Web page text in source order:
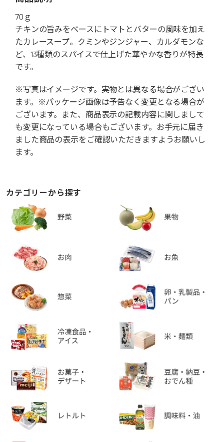
70ｇ
チキンの旨みをベースにトマトとバターの風味を加え
たカレースープ。クミンやジンジャー、カルダモンな
ど、13種類のスパイスで仕上げた華やかな香りが特長
です。
※写真はイメージです。実物とは異なる場合がござい
ます。※パッケージ画像は予告なく変更となる場合が
ございます。また、商品表示の記載内容に関しまして
も変更になっている場合もございます。お手元に届き
ました商品の表示をご確認いただきますようお願いし
ます。
カテゴリーから探す